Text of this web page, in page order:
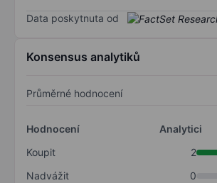
Data poskytnuta od
Konsensus analytiků
Průměrné hodnocení
Hodnocení
Analytici
Koupit
2
Nadvážit
0